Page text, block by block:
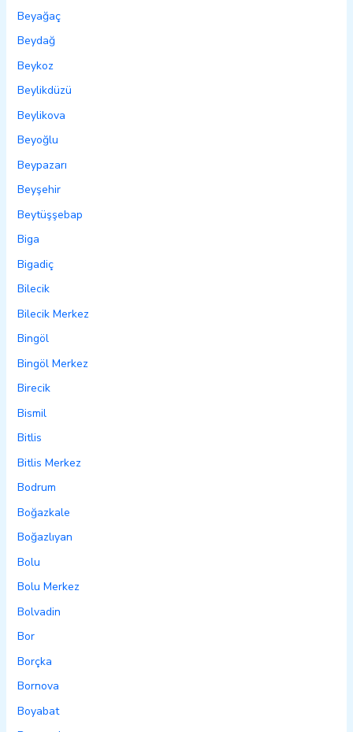
Beyağaç
Beydağ
Beykoz
Beylikdüzü
Beylikova
Beyoğlu
Beypazarı
Beyşehir
Beytüşşebap
Biga
Bigadiç
Bilecik
Bilecik Merkez
Bingöl
Bingöl Merkez
Birecik
Bismil
Bitlis
Bitlis Merkez
Bodrum
Boğazkale
Boğazlıyan
Bolu
Bolu Merkez
Bolvadin
Bor
Borçka
Bornova
Boyabat